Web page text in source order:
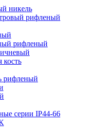
никель
рифленый
рифленый
кость
рифленый
серии IP44-66